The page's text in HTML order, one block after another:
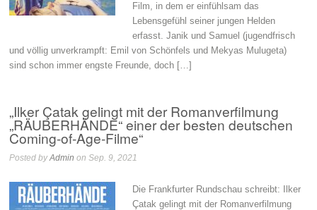
Film, in dem er einfühlsam das
Lebensgefühl seiner jungen Helden
erfasst. Janik und Samuel (jugendfrisch
und völlig unverkrampft: Emil von Schönfels und Mekyas Mulugeta)
sind schon immer engste Freunde, doch […]
„Ilker Çatak gelingt mit der Romanverfilmung
„RÄUBERHÄNDE“ einer der besten deutschen
Coming-of-Age-Filme“
Posted byAdmin on Sep. 9, 2021
Die Frankfurter Rundschau schreibt: Ilker
Çatak gelingt mit der Romanverfilmung